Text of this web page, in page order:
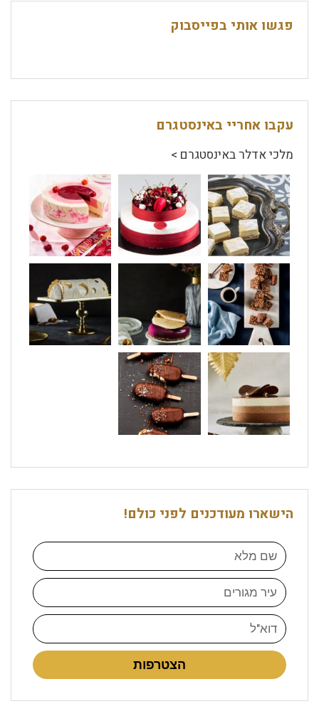
פגשו אותי בפייסבוק
עקבו אחריי באינסטגרם
מלכי אדלר באינסטגרם >
הישארו מעודכנים לפני כולם!
הצטרפות